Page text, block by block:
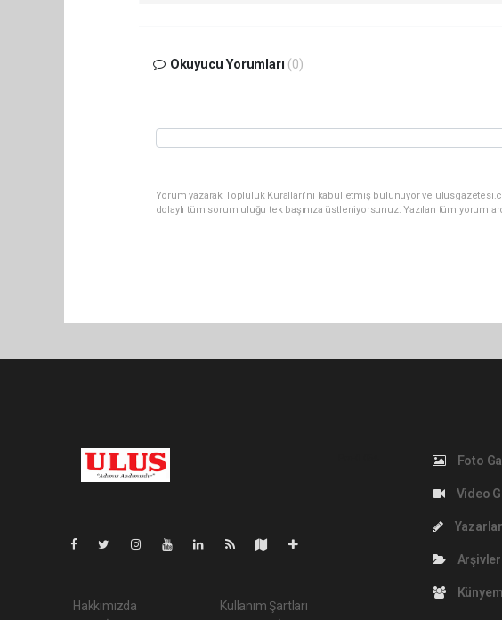
Okuyucu Yorumları (0)
Yorum yazarak Topluluk Kuralları’nı kabul etmiş bulunuyor ve
dolaylı tüm sorumluluğu tek başınıza üstleniyorsunuz. Yazılan tüm
Hakkımızda
Kullanım Şartları
Foto
Video
Yazarlar
Arşivler